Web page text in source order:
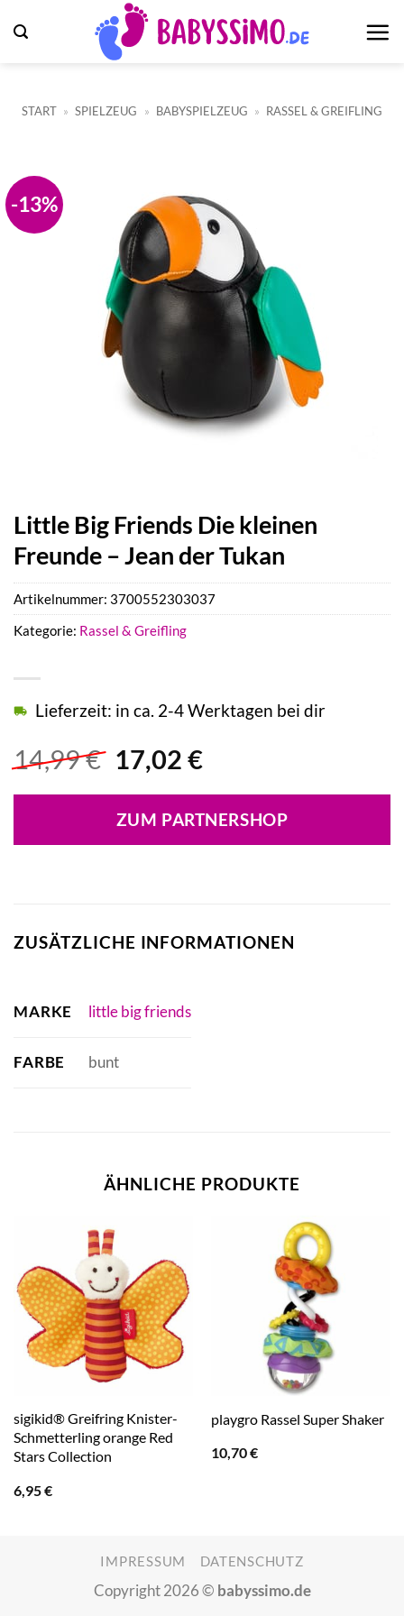
Inhalt
START » SPIELZEUG » BABYSPIELZEUG » RASSEL & GREIFLING
-13%
Little Big Friends Die kleinen
Freunde – Jean der Tukan
14,99€ Ursprünglicher
war:
14,99 €
17,02 €Aktueller
ist:
17,02 €.
Lieferzeit: in ca. 2-4 Werktagen bei dir
ZUM PARTNERSHOP
Artikelnummer: 3700552303037
Kategorie: Rassel & Greifling
ZUSÄTZLICHE INFORMATIONEN
MARKE little big friends
FARBE bunt
ÄHNLICHE PRODUKTE
sigikid® Greifring Knister-
Schmetterling orange Red
Stars Collection
6,95€
playgro Rassel Super Shaker
10,70€
IMPRESSUM DATENSCHUTZ
Copyright 2026 © babyssimo.de